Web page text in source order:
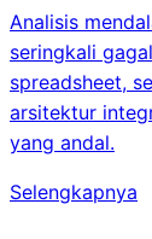
Analisis
seringkali
spreadsheet,
arsitektur
yang andal.
Selengkapnya